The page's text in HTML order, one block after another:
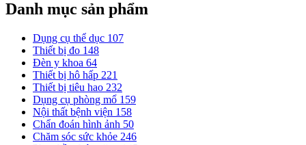
Danh mục sản phẩm
Dụng cụ thể dục 107
Thiết bị đo 148
Đèn y khoa 64
Thiết bị hô hấp 221
Thiết bị tiêu hao 232
Dụng cụ phòng mổ 159
Nội thất bệnh viện 158
Chẩn đoán hình ảnh 50
Chăm sóc sức khỏe 246